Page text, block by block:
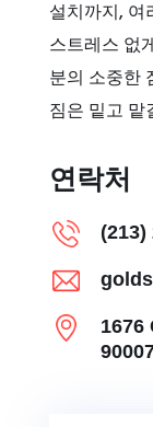
설치까지, 여
스트레스 없
분의 소중한
짐은 밑고 맡
연락처
(213)
1676